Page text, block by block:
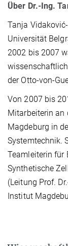
Über Dr.-Ing.
Tanja
Universität
2002 bis 2007
der Otto-von-
Von 2007 bis
Mitarbeiterin an
Magdeburg in
Systemtechnik.
Teamleiterin für
Synthetische
(Leitung Prof.
Institut